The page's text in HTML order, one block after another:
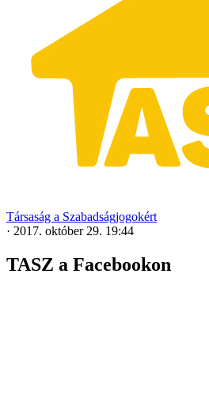
Társaság a Szabadságjogokért
· 2017. október 29. 19:44
TASZ a Facebookon